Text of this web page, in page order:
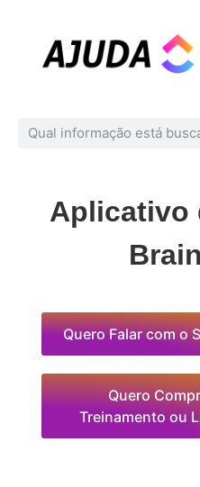
Aplicativo
Quero Falar com o
Quero
Treinamento ou